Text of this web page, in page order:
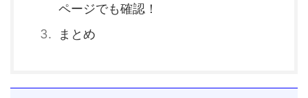
ページでも確認！
まとめ